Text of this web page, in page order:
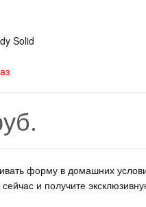
Solid
форму в домашних
и получите